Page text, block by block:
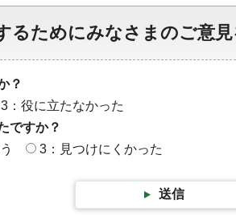
るためにみなさまのご意
？
3：役に立たなかった
ですか？
3：見つけにくかった
送信